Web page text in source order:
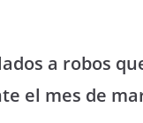
a robos
el mes de